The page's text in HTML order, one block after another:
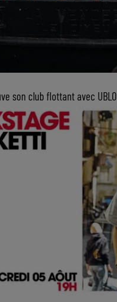
son club flottant avec UBLO